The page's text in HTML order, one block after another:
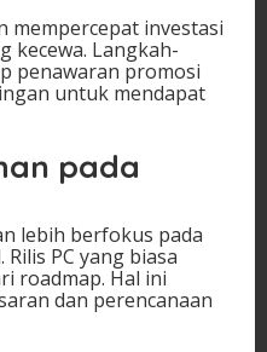
mempercepat investasi
kecewa. Langkah-
penawaran promosi
untuk mendapat
pada
lebih berfokus pada
PC yang biasa
roadmap. Hal ini
dan perencanaan